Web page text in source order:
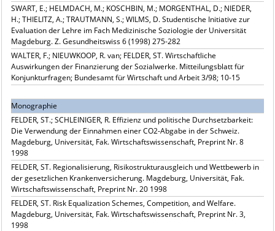
SWART, E.; HELMDACH, M.; KOSCHBIN, M.; MORGENTHAL, D.; NIEDER,
H.; THIELITZ, A.; TRAUTMANN, S.; WILMS, D. Studentische Initiative zur
Evaluation der Lehre im Fach Medizinische Soziologie der Universität
Magdeburg. Z. Gesundheitswiss 6 (1998) 275-282
WALTER, F.; NIEUWKOOP, R. van; FELDER, ST. Wirtschaftliche
Auswirkungen der Finanzierung der Sozialwerke. Mitteilungsblatt für
Konjunkturfragen; Bundesamt für Wirtschaft und Arbeit 3/98; 10-15
Monographie
FELDER, ST.; SCHLEINIGER, R. Effizienz und politische Durchsetzbarkeit:
Die Verwendung der Einnahmen einer CO2-Abgabe in der Schweiz.
Magdeburg, Universität, Fak. Wirtschaftswissenschaft, Preprint Nr. 8
1998
FELDER, ST. Regionalisierung, Risikostrukturausgleich und Wettbewerb in
der gesetzlichen Krankenversicherung. Magdeburg, Universität, Fak.
Wirtschaftswissenschaft, Preprint Nr. 20 1998
FELDER, ST. Risk Equalization Schemes, Competition, and Welfare.
Magdeburg, Universität, Fak. Wirtschaftswissenschaft, Preprint Nr. 3,
1998